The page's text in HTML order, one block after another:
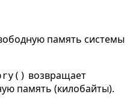
память системы
возвращает
память (килобайты).